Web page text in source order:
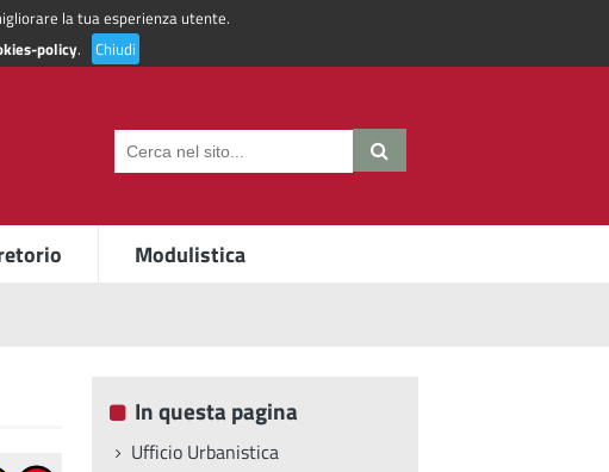
la tua esperienza utente.
policy. Chiudi
Modulistica
In questa pagina
Ufficio Urbanistica